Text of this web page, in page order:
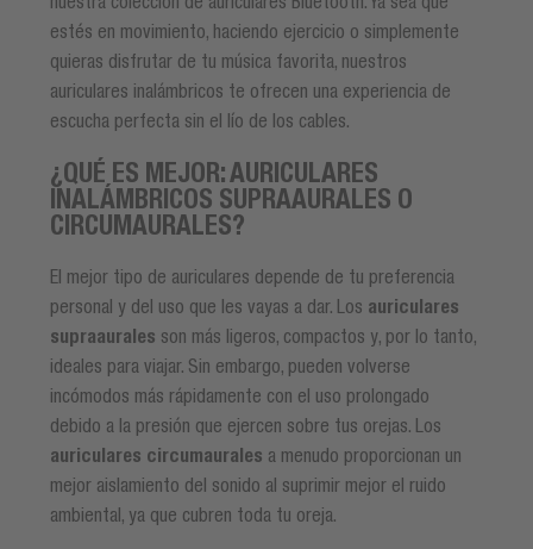
estés en movimiento, haciendo ejercicio o simplemente
quieras disfrutar de tu música favorita, nuestros
auriculares inalámbricos te ofrecen una experiencia de
escucha perfecta sin el lío de los cables.
¿QUÉ ES MEJOR: AURICULARES
INALÁMBRICOS SUPRAAURALES O
CIRCUMAURALES?
El mejor tipo de auriculares depende de tu preferencia
personal y del uso que les vayas a dar. Los auriculares
supraaurales son más ligeros, compactos y, por lo tanto,
ideales para viajar. Sin embargo, pueden volverse
incómodos más rápidamente con el uso prolongado
debido a la presión que ejercen sobre tus orejas. Los
auriculares circumaurales a menudo proporcionan un
mejor aislamiento del sonido al suprimir mejor el ruido
ambiental, ya que cubren toda tu oreja.